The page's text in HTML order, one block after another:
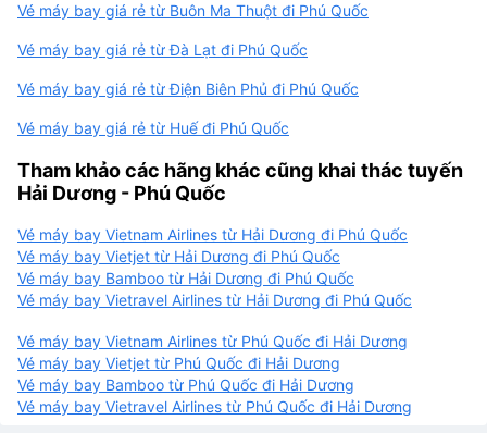
Vé máy bay giá rẻ từ Buôn Ma Thuột đi Phú Quốc
Vé máy bay giá rẻ từ Đà Lạt đi Phú Quốc
Vé máy bay giá rẻ từ Điện Biên Phủ đi Phú Quốc
Vé máy bay giá rẻ từ Huế đi Phú Quốc
Tham khảo các hãng khác cũng khai thác tuyến
Hải Dương - Phú Quốc
Vé máy bay Vietnam Airlines từ Hải Dương đi Phú Quốc
Vé máy bay Vietjet từ Hải Dương đi Phú Quốc
Vé máy bay Bamboo từ Hải Dương đi Phú Quốc
Vé máy bay Vietravel Airlines từ Hải Dương đi Phú Quốc
Vé máy bay Vietnam Airlines từ Phú Quốc đi Hải Dương
Vé máy bay Vietjet từ Phú Quốc đi Hải Dương
Vé máy bay Bamboo từ Phú Quốc đi Hải Dương
Vé máy bay Vietravel Airlines từ Phú Quốc đi Hải Dương